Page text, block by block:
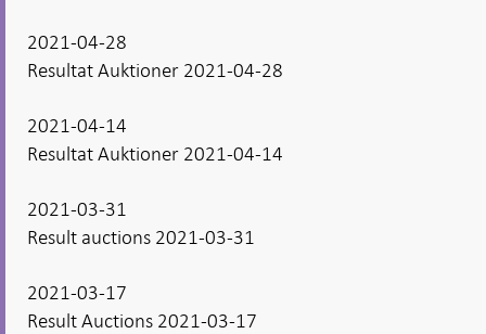
2021-04-28
Resultat Auktioner 2021-04-28
2021-04-14
Resultat Auktioner 2021-04-14
2021-03-31
Result auctions 2021-03-31
2021-03-17
Result Auctions 2021-03-17